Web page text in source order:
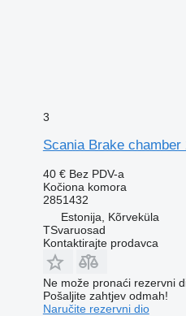
3
Scania Brake
40 € Bez PDV-a
Kočiona komora
2851432
Estonija, Kõrveküla
TSvaruosad
Kontaktirajte prodavca
Ne može pronaći rezervni
Pošaljite zahtjev odmah!
Naručite rezervni dio